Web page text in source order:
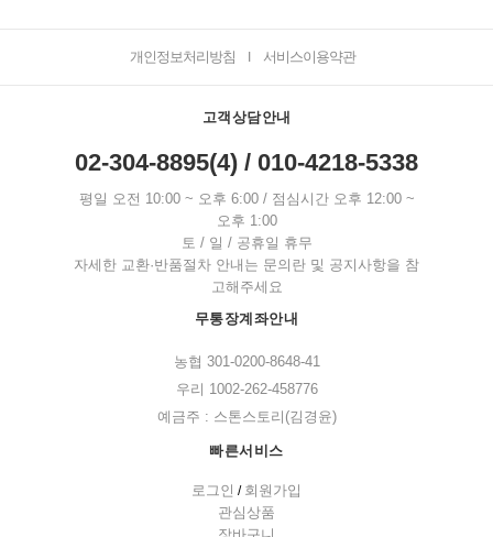
개인정보처리방침 I 서비스이용약관
고객상담안내
02-304-8895(4) / 010-4218-5338
평일 오전 10:00 ~ 오후 6:00 / 점심시간 오후 12:00 ~
오후 1:00
토 / 일 / 공휴일 휴무
자세한 교환·반품절차 안내는 문의란 및 공지사항을 참
고해주세요
무통장계좌안내
농협 301-0200-8648-41
우리 1002-262-458776
예금주 : 스톤스토리(김경윤)
빠른서비스
로그인 / 회원가입
관심상품